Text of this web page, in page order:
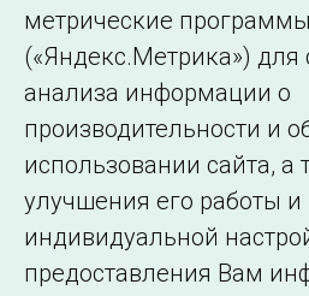
← Все публикации
Подписаться на
©2005–2026 АО «СО ЕЭС»
метрические программы
(«Яндекс.Метрика») для
анализа информации о
производительности и
использовании сайта, а
улучшения его работы и
индивидуальной
предоставления Вам